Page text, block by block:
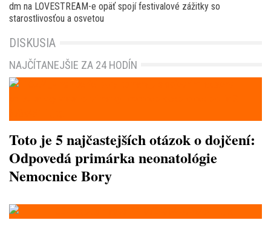
dm na LOVESTREAM-e opäť spojí festivalové zážitky so
starostlivosťou a osvetou
DISKUSIA
NAJČÍTANEJŠIE ZA 24 HODÍN
Toto je 5 najčastejších otázok o dojčení:
Odpovedá primárka neonatológie
Nemocnice Bory